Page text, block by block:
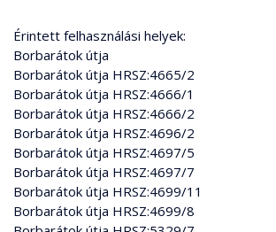
Érintett felhasználási helyek:
Borbarátok útja
Borbarátok útja HRSZ:4665/2
Borbarátok útja HRSZ:4666/1
Borbarátok útja HRSZ:4666/2
Borbarátok útja HRSZ:4696/2
Borbarátok útja HRSZ:4697/5
Borbarátok útja HRSZ:4697/7
Borbarátok útja HRSZ:4699/11
Borbarátok útja HRSZ:4699/8